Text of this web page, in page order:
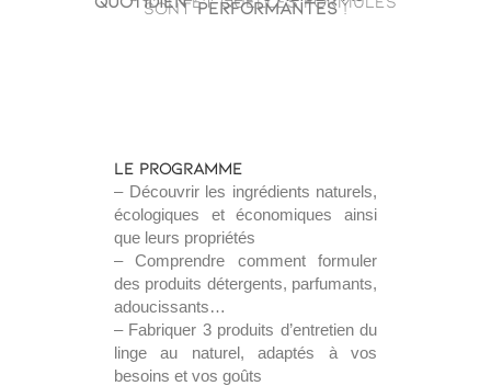
sontperformantes!
Le programme
– Découvrir les ingrédients naturels,
écologiques et économiques ainsi
que leurs propriétés
– Comprendre comment formuler
des produits détergents, parfumants,
adoucissants…
– Fabriquer 3 produits d’entretien du
linge au naturel, adaptés à vos
besoins et vos goûts